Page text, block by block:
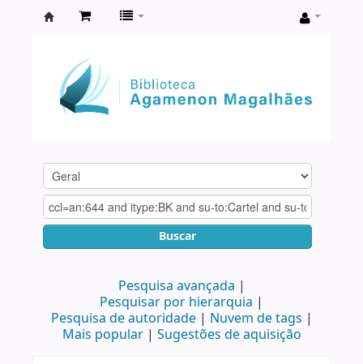
Agamenon
Magalhães
Buscar
Pesquisa avançada
Pesquisar por hierarquia
Pesquisa de autoridade
Nuvem de tags
Mais popular
Sugestões de aquisição